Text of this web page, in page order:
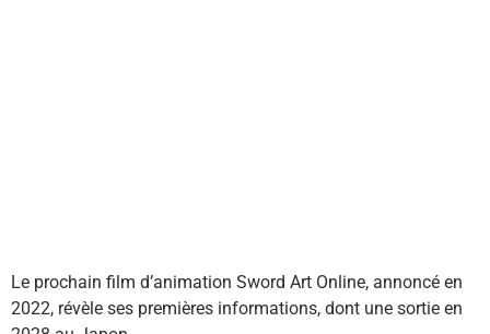
Le prochain film d’animation Sword Art Online, annoncé en
2022, révèle ses premières informations, dont une sortie en